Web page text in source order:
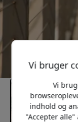
Vi bruger
Vi
indhold og
"Accepter